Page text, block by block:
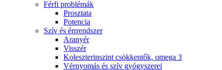
Férfi problémák
Prosztata
Potencia
Szív és érrrendszer
Aranyér
Visszér
Koleszterinszint csökkentők, omega 3
Vérnyomás és szív gyógyszerei